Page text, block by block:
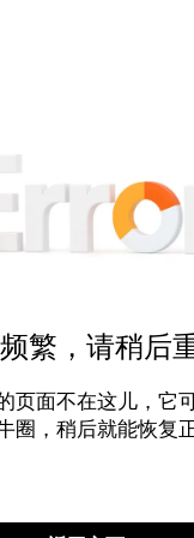
繁，请稍后
页面不在这儿，它
圈，稍后就能恢复